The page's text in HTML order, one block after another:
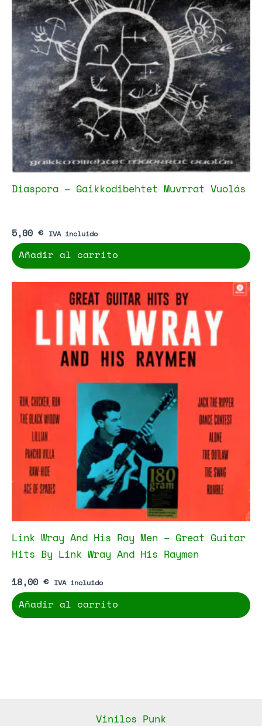
Diaspora – Gaikkodibehtet Muvrrat Vuolás
5,00 € IVA incluido
Añadir al carrito
Link Wray And His Ray Men – Great Guitar
Hits By Link Wray And His Raymen
18,00 € IVA incluido
Añadir al carrito
Vinilos Punk